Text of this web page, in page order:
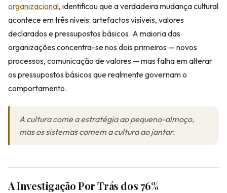
organizacional, identificou que a verdadeira mudança cultural
acontece em três níveis: artefactos visíveis, valores
declarados e pressupostos básicos. A maioria das
organizações concentra-se nos dois primeiros — novos
processos, comunicação de valores — mas falha em alterar
os pressupostos básicos que realmente governam o
comportamento.
A cultura come a estratégia ao pequeno-almoço,
mas os sistemas comem a cultura ao jantar.
A Investigação Por Trás dos 76%